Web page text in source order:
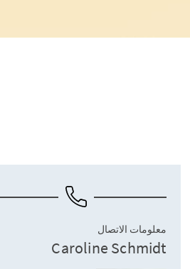
معلومات الاتصال
Caroline Schmidt